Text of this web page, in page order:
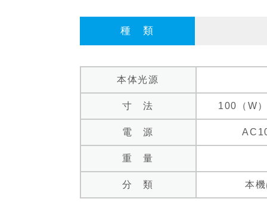
種 類
本体光源
寸 法 100（W
電 源
重 量
分 類 本